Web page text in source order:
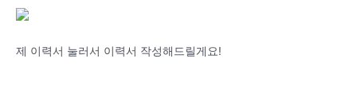
제 이력서 눌러서 이력서 작성해드릴게요!